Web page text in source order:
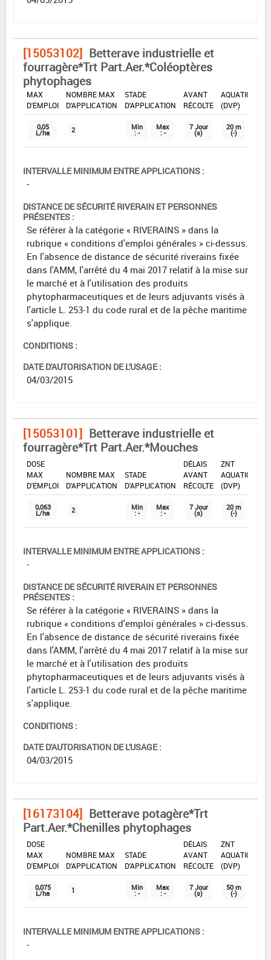
[15053102] Betterave industrielle et
fourragère*Trt Part.Aer.*Coléoptères
phytophages
DOSE
MAX
D'EMPLOI
NOMBRE MAX
D'APPLICATION
STADE
D'APPLICATION
AVANT
RÉCOLTE
AQUATIQUE
(DVP)
0,05
L/ha 2 Min
: -
Max
: -
7 Jour
(s)
20 m
(-)
INTERVALLE MINIMUM ENTRE APPLICATIONS :
-
DISTANCE DE SÉCURITÉ RIVERAIN ET PERSONNES
PRÉSENTES :
Se référer à la catégorie « RIVERAINS » dans la
rubrique « conditions d'emploi générales » ci-dessus.
En l'absence de distance de sécurité riverains fixée
dans l'AMM, l'arrêté du 4 mai 2017 relatif à la mise sur
le marché et à l'utilisation des produits
phytopharmaceutiques et de leurs adjuvants visés à
l'article L. 253-1 du code rural et de la pêche maritime
s'applique.
CONDITIONS :
DATE D'AUTORISATION DE L'USAGE :
04/03/2015
[15053101] Betterave industrielle et
fourragère*Trt Part.Aer.*Mouches
DOSE
MAX
D'EMPLOI
NOMBRE MAX
D'APPLICATION
STADE
D'APPLICATION
DÉLAIS
AVANT
RÉCOLTE
ZNT
AQUATIQUE
(DVP)
0,063
L/ha 2 Min
: -
Max
: -
7 Jour
(s)
20 m
(-)
INTERVALLE MINIMUM ENTRE APPLICATIONS :
-
DISTANCE DE SÉCURITÉ RIVERAIN ET PERSONNES
PRÉSENTES :
Se référer à la catégorie « RIVERAINS » dans la
rubrique « conditions d'emploi générales » ci-dessus.
En l'absence de distance de sécurité riverains fixée
dans l'AMM, l'arrêté du 4 mai 2017 relatif à la mise sur
le marché et à l'utilisation des produits
phytopharmaceutiques et de leurs adjuvants visés à
l'article L. 253-1 du code rural et de la pêche maritime
s'applique.
CONDITIONS :
DATE D'AUTORISATION DE L'USAGE :
04/03/2015
[16173104] Betterave potagère*Trt
Part.Aer.*Chenilles phytophages
DOSE
MAX
D'EMPLOI
NOMBRE MAX
D'APPLICATION
STADE
D'APPLICATION
DÉLAIS
AVANT
RÉCOLTE
ZNT
AQUATIQUE
(DVP)
0,075
L/ha 1 Min
: -
Max
: -
7 Jour
(s)
50 m
(-)
INTERVALLE MINIMUM ENTRE APPLICATIONS :
-